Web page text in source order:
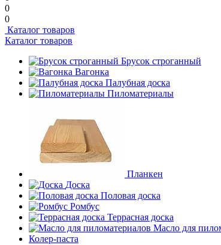
0
0
Каталог товаров
Каталог товаров
Брусок строганный
Вагонка
Палубная доска
Пиломатериалы
Планкен
Доска
Половая доска
Ромбус
Террасная доска
Масло для
Колер-паста